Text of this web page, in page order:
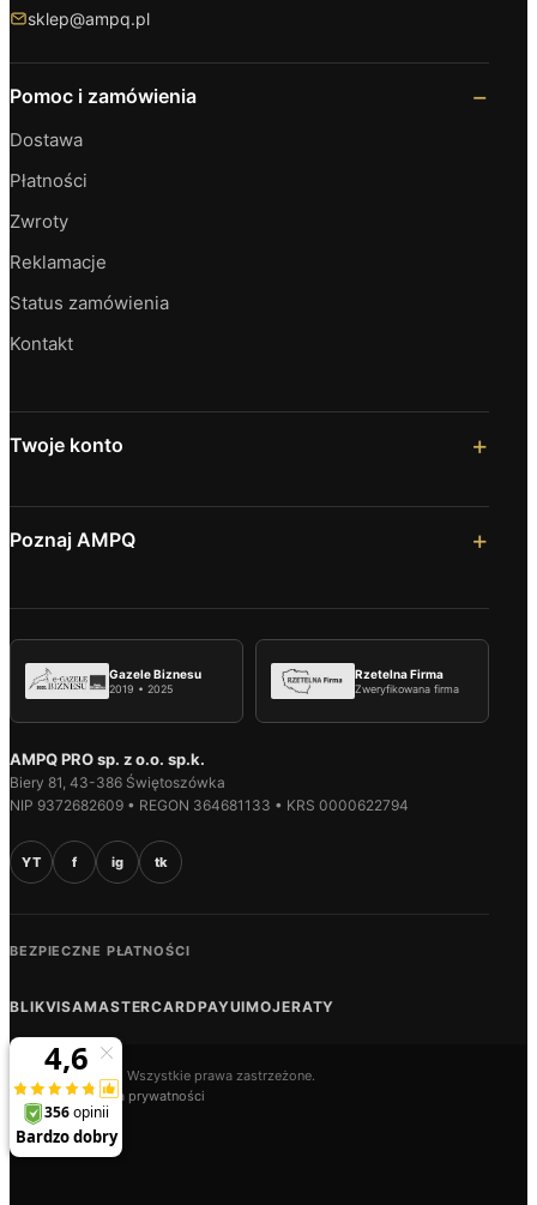
sklep@ampq.pl
Pomoc i zamówienia
Dostawa
Płatności
Zwroty
Reklamacje
Status zamówienia
Kontakt
Twoje konto
Poznaj AMPQ
Gazele Biznesu
2019 • 2025
Rzetelna Firma
Zweryfikowana firma
AMPQ PRO sp. z o.o. sp.k.
Biery 81, 43-386 Świętoszówka
NIP 9372682609 • REGON 364681133 • KRS 0000622794
YT f ig tk
BEZPIECZNE PŁATNOŚCI
BLIKVISAMASTERCARDPAYUIMOJERATY
© 2026 AMPQ.PL. Wszystkie prawa zastrzeżone.
RegulaminPolityka prywatności